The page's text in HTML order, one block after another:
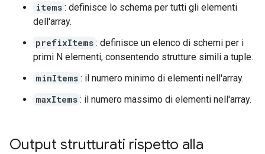
items : definisce lo schema per tutti gli elementi
dell'array.
prefixItems : definisce un elenco di schemi per i
primi N elementi, consentendo strutture simili a tuple.
minItems : il numero minimo di elementi nell'array.
maxItems : il numero massimo di elementi nell'array.
Output strutturati rispetto alla